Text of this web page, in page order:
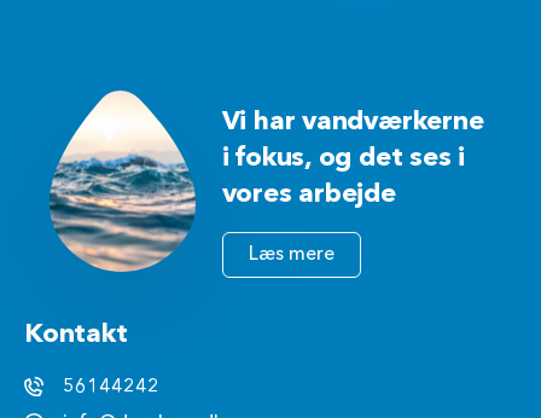
Vi har vandværkerne
i fokus, og det ses i
vores arbejde
Læs mere
Kontakt
56144242